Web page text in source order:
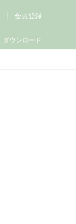
ダウンロード
会員登録